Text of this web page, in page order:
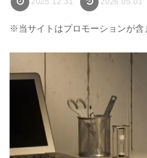
2025.12.31 2026.05.01
※当サイトはプロモーションが含